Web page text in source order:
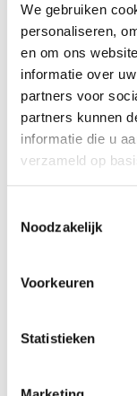
We gebruiken
personaliseren,
en om ons
informatie over
partners voor
partners kunnen
informatie die u
verzameld op
Noodzakelijk
Voorkeuren
Statistieken
V
Eén
Seizoenkaart
Weekkaart